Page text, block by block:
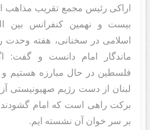
اراکی رئیس مجمع تقریب مذاهب
بیست و نهمین کنفرانس بین
اسلامی در سخنانی، هفته وحدت
ماندگار امام دانست و گفت:
فلسطین در حال مبارزه هستیم
لبنان از دست رژیم صهیونیستی
برکت راهی است که امام گشودند
بر سر خوان آن نشسته ایم.